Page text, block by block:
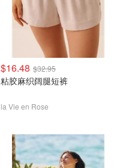
$16.48 $32.95
粘胶麻织阔腿短裤
la Vie en Rose